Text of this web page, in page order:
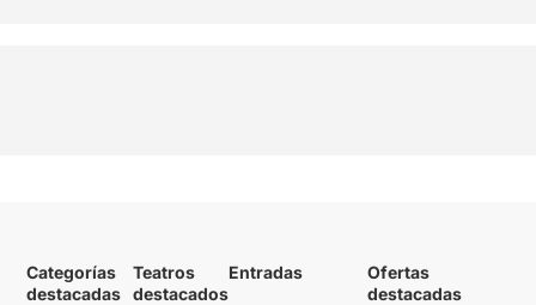
Categorías
destacadas
Teatros
destacados
Entradas
Ofertas
destacadas